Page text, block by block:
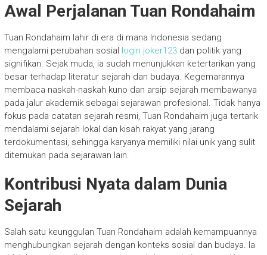
Awal Perjalanan Tuan Rondahaim
Tuan Rondahaim lahir di era di mana Indonesia sedang
mengalami perubahan sosial login joker123dan politik yang
signifikan. Sejak muda, ia sudah menunjukkan ketertarikan yang
besar terhadap literatur sejarah dan budaya. Kegemarannya
membaca naskah-naskah kuno dan arsip sejarah membawanya
pada jalur akademik sebagai sejarawan profesional. Tidak hanya
fokus pada catatan sejarah resmi, Tuan Rondahaim juga tertarik
mendalami sejarah lokal dan kisah rakyat yang jarang
terdokumentasi, sehingga karyanya memiliki nilai unik yang sulit
ditemukan pada sejarawan lain.
Kontribusi Nyata dalam Dunia
Sejarah
Salah satu keunggulan Tuan Rondahaim adalah kemampuannya
menghubungkan sejarah dengan konteks sosial dan budaya. Ia